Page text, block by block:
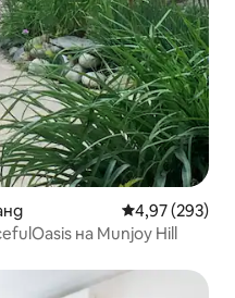
Средна
4,97 (293)
на Munjoy Hill